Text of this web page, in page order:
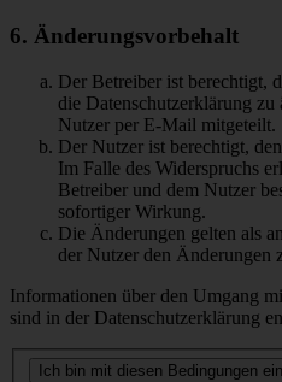
6. Änderungsvorbehalt
Der Betreiber ist berechtigt,
die Datenschutzerklärung
Nutzer per E-Mail mitgeteilt.
Der Nutzer ist berechtigt,
Im Falle des Widerspruchs
Betreiber und dem Nutzer
sofortiger Wirkung.
Die Änderungen gelten als
der Nutzer den Änderungen
Informationen über den Umgang
sind in der Datenschutzerklärung